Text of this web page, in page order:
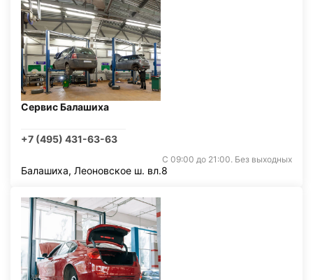
Сервис Балашиха
+7 (495) 431-63-63
С 09:00 до 21:00. Без выходных
Балашиха, Леоновское ш. вл.8